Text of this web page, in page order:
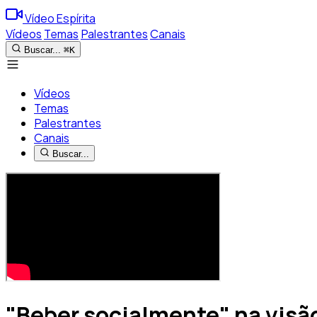
Vídeo Espírita
Vídeos Temas PalestrantesCanais
Buscar... ⌘K
Vídeos
Temas
Palestrantes
Canais
Buscar...